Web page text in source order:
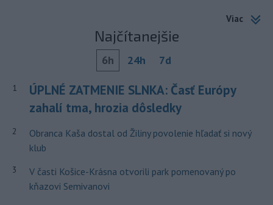
Viac
Najčítanejšie
6h 24h 7d
1
ÚPLNÉ ZATMENIE SLNKA: Časť Európy
zahalí tma, hrozia dôsledky
2
Obranca Kaša dostal od Žiliny povolenie hľadať si nový
klub
3
V časti Košice-Krásna otvorili park pomenovaný po
kňazovi Semivanovi